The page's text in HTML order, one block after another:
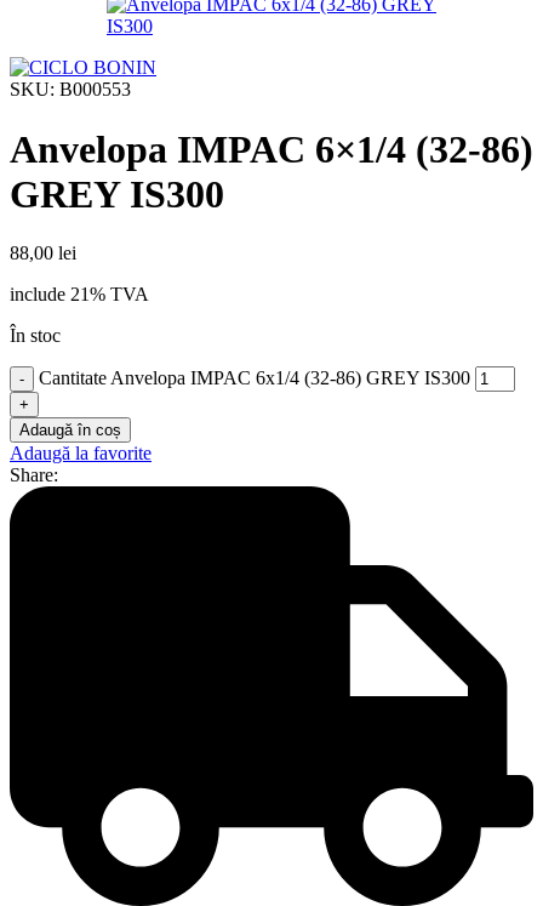
SKU: B000553
Anvelopa IMPAC 6×1/4 (32-86)
GREY IS300
88,00 lei
include 21% TVA
În stoc
Cantitate Anvelopa IMPAC 6x1/4 (32-86) GREY IS300
Adaugă în coș
Adaugă la favorite
Share: